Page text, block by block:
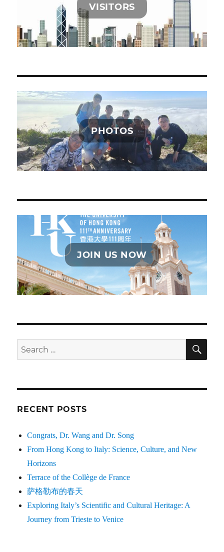
VISITORS
PHOTOS
JOIN US NOW
Search
for:
RECENT POSTS
Congrats, Dr. Wang and Dr. Song
From Hong Kong to Italy: Science, Culture, and New
Horizons
Terrace of the Collège de France
萨格勒布的春天
Exploring Italy’s Scientific and Cultural Heritage: A
Journey from Trieste to Venice